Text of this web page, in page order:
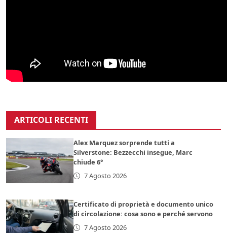
ARTICOLI RECENTI
Alex Marquez sorprende tutti a
Silverstone: Bezzecchi insegue, Marc
chiude 6°
7 Agosto 2026
Certificato di proprietà e documento unico
di circolazione: cosa sono e perché servono
7 Agosto 2026